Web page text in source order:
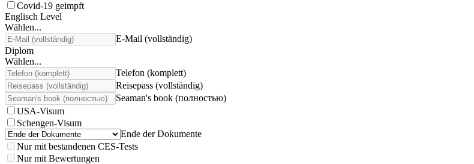
Covid-19 geimpft
Englisch Level
Wählen...
E-Mail (vollständig)
Diplom
Wählen...
Telefon (komplett)
Reisepass (vollständig)
Seaman's book (полностью)
USA-Visum
Schengen-Visum
Ende der Dokumente
Nur mit bestandenen CES-Tests
Nur mit Bewertungen